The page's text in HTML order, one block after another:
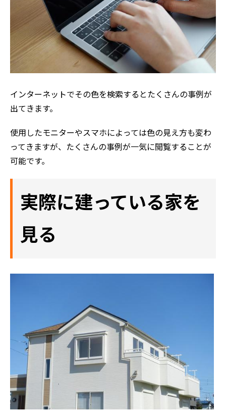
インターネットでその色を検索するとたくさんの事例が
出てきます。
使用したモニターやスマホによっては色の見え方も変わ
ってきますが、たくさんの事例が一気に閲覧することが
可能です。
実際に建っている家を
見る